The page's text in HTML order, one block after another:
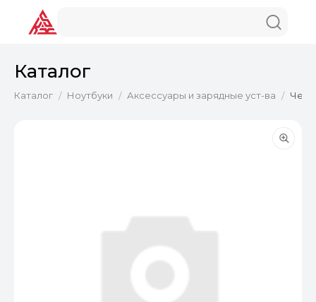
Каталог
Каталог / Ноутбуки / Аксессуары и зарядные уст-ва /